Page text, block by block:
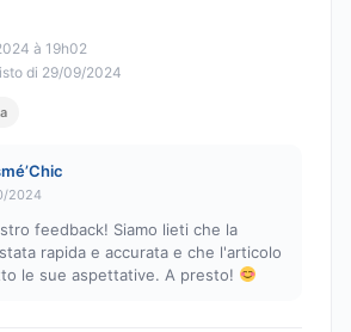
à 19h02
di 29/09/2024
2024
feedback! Siamo lieti che la
rapida e accurata e che l'articolo
le sue aspettative. A presto!